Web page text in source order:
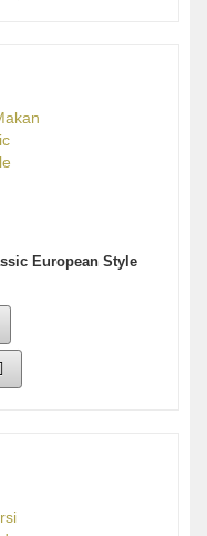
European Style